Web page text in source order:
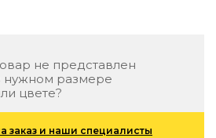
не представлен
нужном размере
цвете?
заказ и наши специалисты